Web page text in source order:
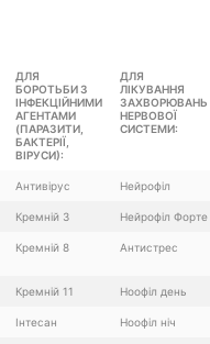
ДЛЯ
БОРОТЬБИ З
ІНФЕКЦІЙНИМИ
АГЕНТАМИ
(ПАРАЗИТИ,
БАКТЕРІЇ,
ВІРУСИ):
ДЛЯ
ЛІКУВАННЯ
ЗАХВОРЮВАНЬ
НЕРВОВОЇ
СИСТЕМИ:
Антивірус Нейрофіл
Кремній 3 Нейрофіл Форте
Кремній 8 Антистрес
Кремній 11 Ноофіл день
Інтесан Ноофіл ніч